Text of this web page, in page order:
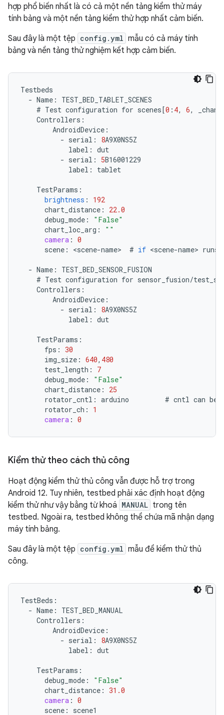
hợp phổ biến nhất là có cả một nền tảng kiểm thử máy
tính bảng và một nền tảng kiểm thử hợp nhất cảm biến.
Sau đây là một tệp config.yml mẫu có cả máy tính
bảng và nền tảng thử nghiệm kết hợp cảm biến.
Testbeds
- Name :
TEST_BED_TABLET_SCENES
# Test configuration for scenes[0 : 4, 6,
Controllers :
AndroidDevice :
- serial : 8A9X0NS5Z
label : dut
- serial : 5B16001229
label : tablet
TestParams :
brightness :
192
chart_distance :
22.0
debug_mode :
"False"
chart_loc_arg :
""
camera : 0
scene : <scene-name> # if <scene-name> runs
- Name :
TEST_BED_SENSOR_FUSION
# Test configuration for sensor_fusion/
Controllers :
AndroidDevice :
- serial : 8A9X0NS5Z
label : dut
TestParams :
fps : 30
img_size : 640, 480
test_length :
7
debug_mode :
"False"
chart_distance :
25
rotator_cntl : arduino # cntl can be
rotator_ch :
1
camera : 0
Kiểm thử theo cách thủ công
Hoạt động kiểm thử thủ công vẫn được hỗ trợ trong
Android 12. Tuy nhiên, testbed phải xác định hoạt động
kiểm thử như vậy bằng từ khoá MANUAL trong tên
testbed. Ngoài ra, testbed không thể chứa mã nhận dạng
máy tính bảng.
Sau đây là một tệp config.yml mẫu để kiểm thử thủ
công.
TestBeds :
- Name :
TEST_BED_MANUAL
Controllers :
AndroidDevice :
- serial : 8A9X0NS5Z
label : dut
TestParams :
debug_mode :
"False"
chart_distance : 31.0
camera : 0
scene : scene1